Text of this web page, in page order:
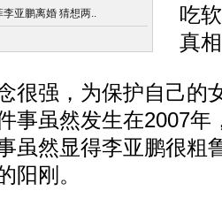
李亚鹏离婚 猜想两..
吃
真
强，为保护自己的
事虽然发生在2007年
虽然显得李亚鹏很粗
阳刚。